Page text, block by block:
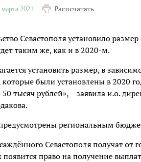
марта 2021 Распечатать
Севастополя установило
таким же, как и в 2020-м.
установить размер, в
которые были установлены в 2020
тысяч рублей», – заявила и.о.
региональным
Севастополя получат от
появится право на получение